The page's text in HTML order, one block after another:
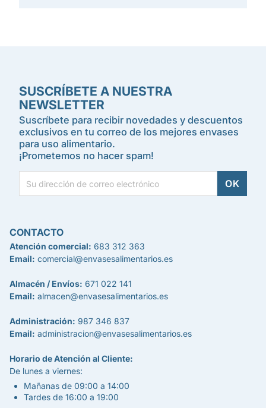
SUSCRÍBETE A NUESTRA
NEWSLETTER
Suscríbete para recibir novedades y descuentos
exclusivos en tu correo de los mejores envases
para uso alimentario.
¡Prometemos no hacer spam!
CONTACTO
Atención comercial: 683 312 363
Email: comercial@envasesalimentarios.es
Almacén / Envíos: 671 022 141
Email: almacen@envasesalimentarios.es
Administración: 987 346 837
Email: administracion@envasesalimentarios.es
Horario de Atención al Cliente:
De lunes a viernes:
Mañanas de 09:00 a 14:00
Tardes de 16:00 a 19:00